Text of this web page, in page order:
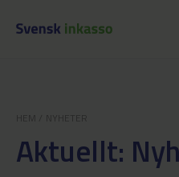
NYHETER
Aktuellt: